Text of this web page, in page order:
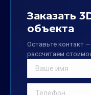
Заказать
объекта
Оставьте контакт
рассчитаем